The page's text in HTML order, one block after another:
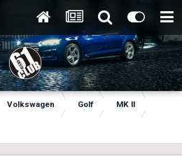
Volkswagen Golf MK II